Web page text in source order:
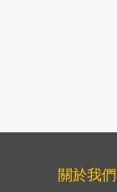
關於我們